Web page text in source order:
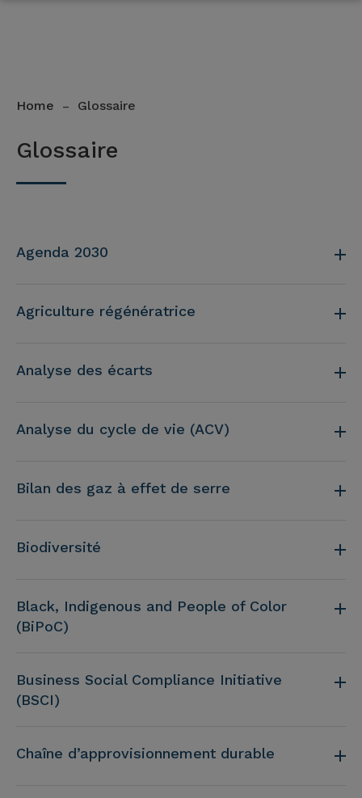
Home – Glossaire
Glossaire
Agenda 2030
Agriculture régénératrice
Analyse des écarts
Analyse du cycle de vie (ACV)
Bilan des gaz à effet de serre
Biodiversité
Black, Indigenous and People of Color
(BiPoC)
Business Social Compliance Initiative
(BSCI)
Chaîne d’approvisionnement durable